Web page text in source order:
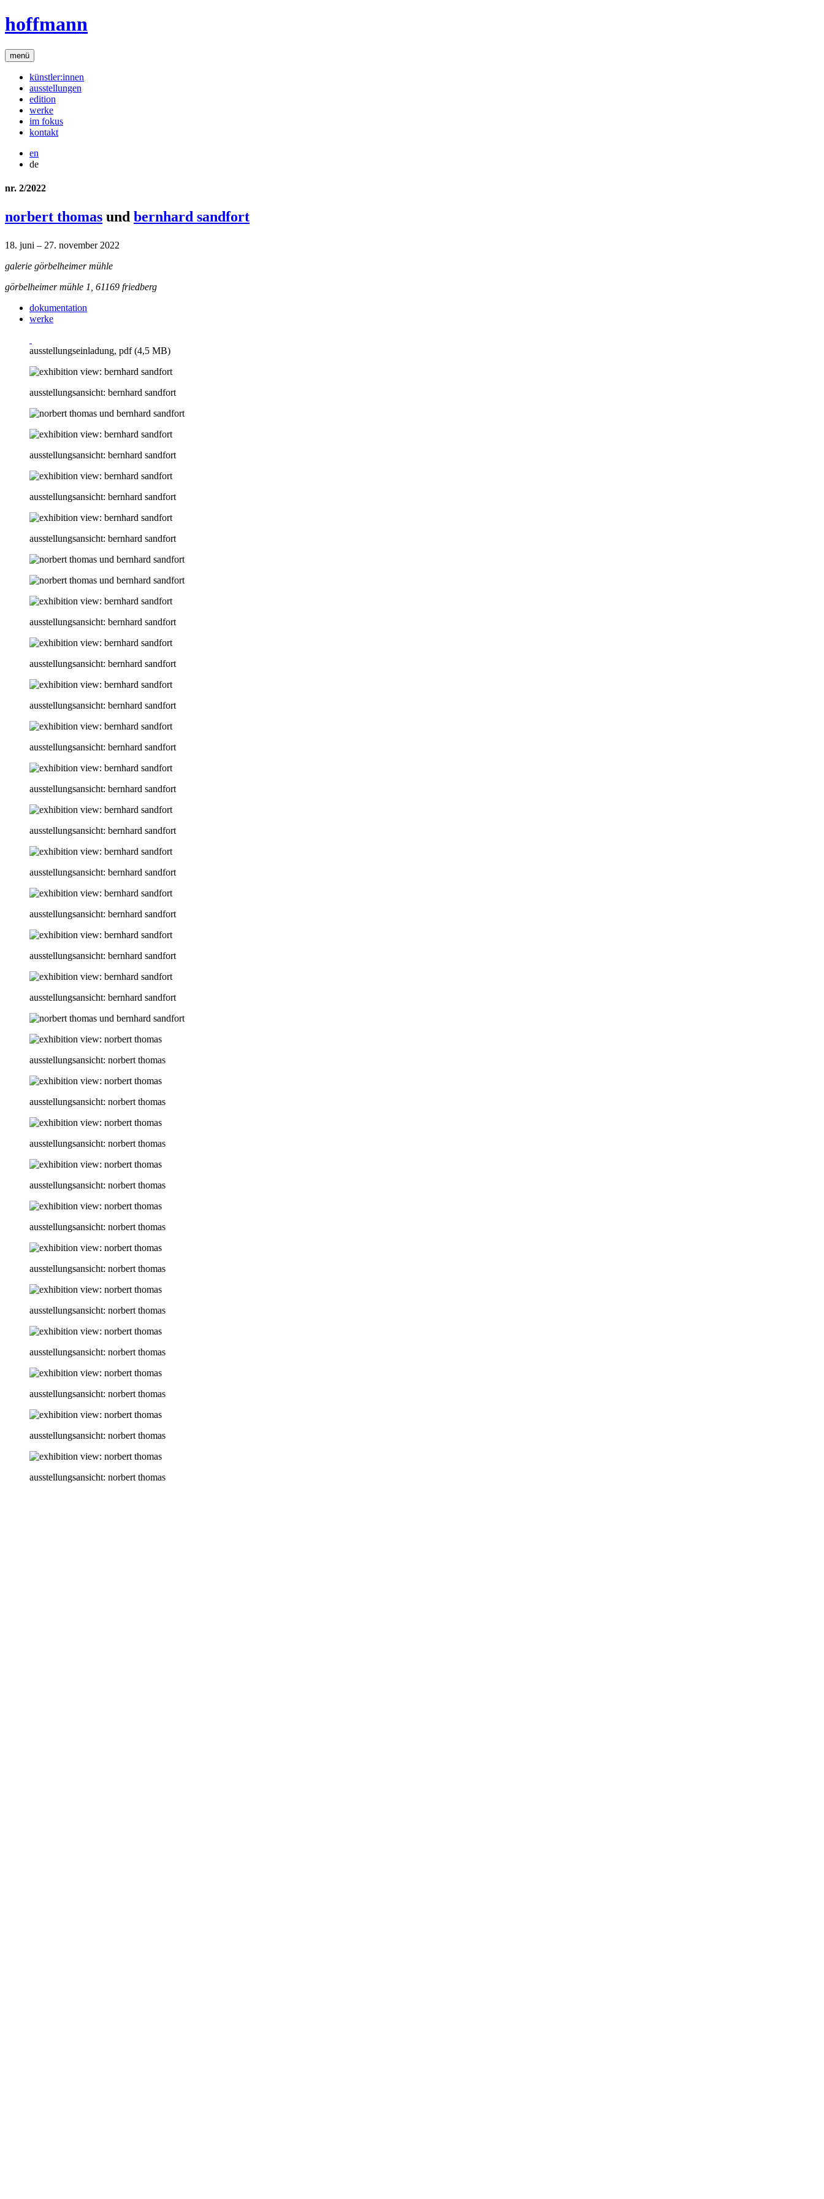
hoffmann
menü
künstler:innen
ausstellungen
edition
werke
im fokus
kontakt
en
de
nr. 2/2022
norbert thomas und bernhard sandfort
18. juni – 27. november 2022
galerie görbelheimer mühle
görbelheimer mühle 1, 61169 friedberg
dokumentation
werke
ausstellungseinladung, pdf (4,5 MB)
ausstellungsansicht: bernhard sandfort
ausstellungsansicht: bernhard sandfort
ausstellungsansicht: bernhard sandfort
ausstellungsansicht: bernhard sandfort
ausstellungsansicht: bernhard sandfort
ausstellungsansicht: bernhard sandfort
ausstellungsansicht: bernhard sandfort
ausstellungsansicht: bernhard sandfort
ausstellungsansicht: bernhard sandfort
ausstellungsansicht: bernhard sandfort
ausstellungsansicht: bernhard sandfort
ausstellungsansicht: bernhard sandfort
ausstellungsansicht: bernhard sandfort
ausstellungsansicht: bernhard sandfort
ausstellungsansicht: norbert thomas
ausstellungsansicht: norbert thomas
ausstellungsansicht: norbert thomas
ausstellungsansicht: norbert thomas
ausstellungsansicht: norbert thomas
ausstellungsansicht: norbert thomas
ausstellungsansicht: norbert thomas
ausstellungsansicht: norbert thomas
ausstellungsansicht: norbert thomas
ausstellungsansicht: norbert thomas
ausstellungsansicht: norbert thomas